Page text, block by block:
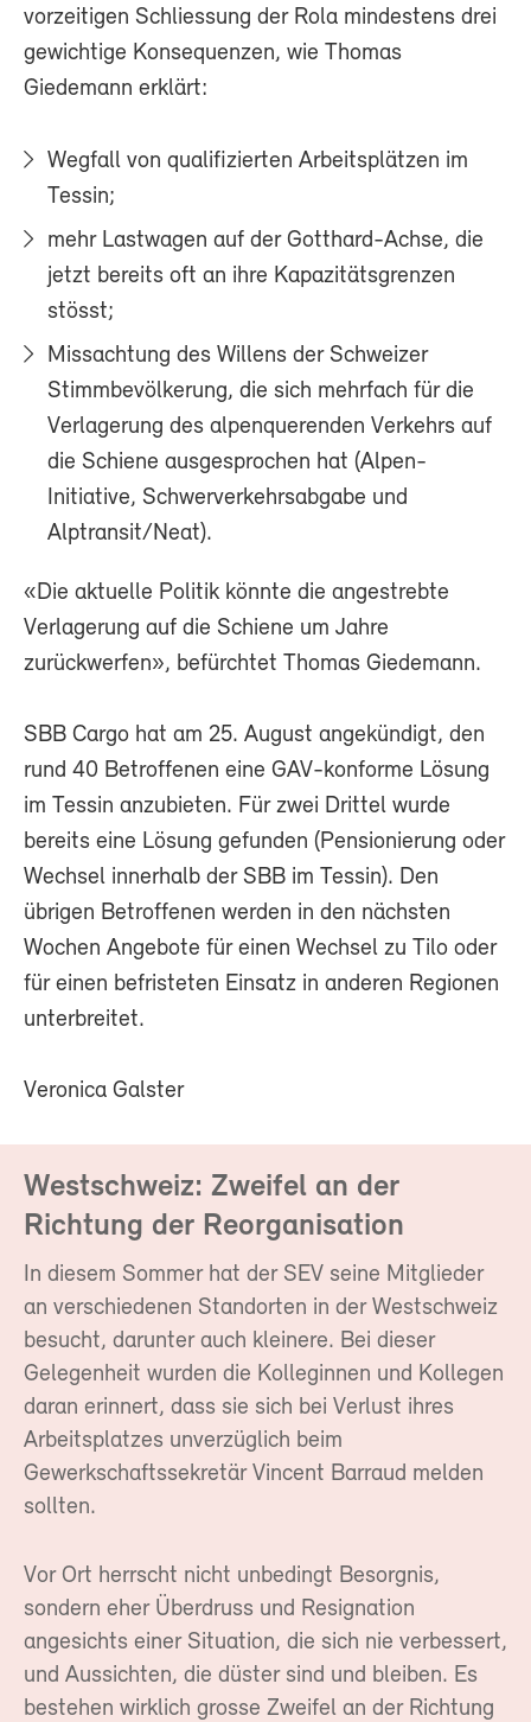
vorzeitigen Schliessung der Rola mindestens drei
gewichtige Konsequenzen, wie Thomas
Giedemann erklärt:
Wegfall von qualifizierten Arbeitsplätzen im
Tessin;
mehr Lastwagen auf der Gotthard-Achse, die
jetzt bereits oft an ihre Kapazitätsgrenzen
stösst;
Missachtung des Willens der Schweizer
Stimmbevölkerung, die sich mehrfach für die
Verlagerung des alpenquerenden Verkehrs auf
die Schiene ausgesprochen hat (Alpen-
Initiative, Schwerverkehrsabgabe und
Alptransit/Neat).
«Die aktuelle Politik könnte die angestrebte
Verlagerung auf die Schiene um Jahre
zurückwerfen», befürchtet Thomas Giedemann.
SBB Cargo hat am 25. August angekündigt, den
rund 40 Betroffenen eine GAV-konforme Lösung
im Tessin anzubieten. Für zwei Drittel wurde
bereits eine Lösung gefunden (Pensionierung oder
Wechsel innerhalb der SBB im Tessin). Den
übrigen Betroffenen werden in den nächsten
Wochen Angebote für einen Wechsel zu Tilo oder
für einen befristeten Einsatz in anderen Regionen
unterbreitet.
Veronica Galster
Westschweiz: Zweifel an der
Richtung der Reorganisation
In diesem Sommer hat der SEV seine Mitglieder
an verschiedenen Standorten in der Westschweiz
besucht, darunter auch kleinere. Bei dieser
Gelegenheit wurden die Kolleginnen und Kollegen
daran erinnert, dass sie sich bei Verlust ihres
Arbeitsplatzes unverzüglich beim
Gewerkschaftssekretär Vincent Barraud melden
sollten.
Vor Ort herrscht nicht unbedingt Besorgnis,
sondern eher Überdruss und Resignation
angesichts einer Situation, die sich nie verbessert,
und Aussichten, die düster sind und bleiben. Es
bestehen wirklich grosse Zweifel an der Richtung